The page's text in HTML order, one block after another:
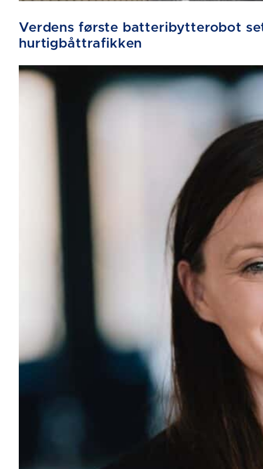
Verdens første batteribytterobot
hurtigbåttrafikken